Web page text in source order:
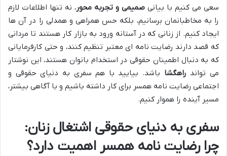
سعی می کنیم با بیانی صمیمی و تجربه محور، نه تنها اطلاعات لازم
را به مخاطبانمان برسانیم، بلکه حس همراهی و همدلی را در آن ها
ایجاد کنیم. از زنانی که در آستانه ورود به بازار کار هستند تا مردانی
که قصد دارند رضایت نامه ای معتبر تنظیم کنند، و حتی کارفرمایانی
که به دنبال اطمینان حقوقی در استخدام بانوان هستند، این نوشتار
می تواند راهگشا باشد. بیایید با هم سفری به دنیای حقوقی و
اجتماعی رضایت نامه همسر برای کار داشته باشیم و با آگاهی بیشتر،
مسیر آینده را هموار کنیم.
سفری به دنیای حقوقی اشتغال زنان:
چرا رضایت نامه همسر اهمیت دارد؟